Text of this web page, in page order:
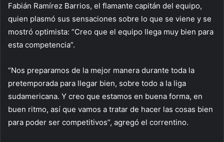
Fabián Ramírez Barrios, el flamante capitán del equipo,
quien plasmó sus sensaciones sobre lo que se viene y se
mostró optimista: “Creo que el equipo llega muy bien para
esta competencia”.
“Nos preparamos de la mejor manera durante toda la
pretemporada para llegar bien, sobre todo a la liga
sudamericana. Y creo que estamos en buena forma, en
buen ritmo, así que vamos a tratar de hacer las cosas bien
para poder ser competitivos”, agregó el correntino.